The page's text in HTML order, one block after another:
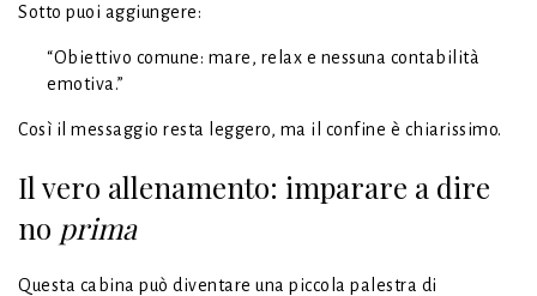
Sotto puoi aggiungere:
“Obiettivo comune: mare, relax e nessuna contabilità
emotiva.”
Così il messaggio resta leggero, ma il confine è chiarissimo.
Il vero allenamento: imparare a dire
no prima
Questa cabina può diventare una piccola palestra di